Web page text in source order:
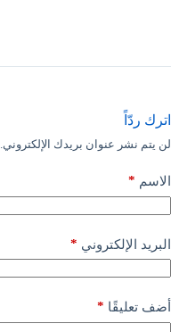
اترك ردّاً
لن يتم نشر عنوان بريدك الإلكتروني.
الاسم *
البريد الإلكتروني *
أضف تعليقًا *